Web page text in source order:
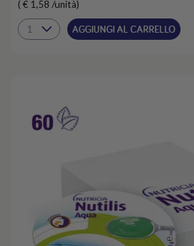
( € 1,58 /unità)
AGGIUNGI AL CARRELLO